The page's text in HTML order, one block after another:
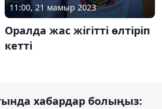
11:00, 21 мамыр 2023
Оралда жас жігітті өлтіріп
кетті
хабардар болыңыз: